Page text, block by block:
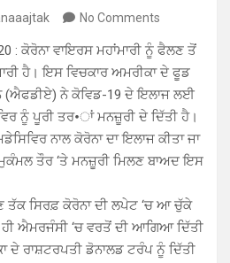
No Comments
: ਕੋਰੋਨਾ ਵਾਇਰਸ ਮਹਾਂਮਾਰੀ ਨੂੰ ਫੈਲਣ ਤੋਂ
ਹੈ। ਇਸ ਵਿਚਕਾਰ ਅਮਰੀਕਾ ਦੇ ਫੂਡ
ਨੇ ਕੋਵਿਡ-19 ਦੇ ਇਲਾਜ ਲਈ
ਨੂੰ ਪੂਰੀ ਤਰ•ਾਂ ਮਨਜ਼ੂਰੀ ਦੇ ਦਿੱਤੀ ਹੈ।
ਨਾਲ ਕੋਰੋਨਾ ਦਾ ਇਲਾਜ ਕੀਤਾ ਜਾ
ਤੌਰ ‘ਤੇ ਮਨਜ਼ੂਰੀ ਮਿਲਣ ਬਾਅਦ ਇਸ
ਤੱਕ ਸਿਰਫ਼ ਕੋਰੋਨਾ ਦੀ ਲਪੇਟ ‘ਚ ਆ ਚੁੱਕੇ
ਐਮਰਜੰਸੀ ‘ਚ ਵਰਤੋਂ ਦੀ ਆਗਿਆ ਦਿੱਤੀ
ਦੇ ਰਾਸ਼ਟਰਪਤੀ ਡੋਨਾਲਡ ਟਰੰਪ ਨੂੰ ਦਿੱਤੀ